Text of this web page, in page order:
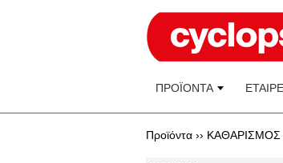
ΠΡΟΪΟΝΤΑ
Προϊόντα ›› ΚΑΘΑΡΙΣΜΟΣ